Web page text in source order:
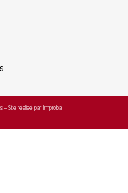
– Site réalisé par Improba